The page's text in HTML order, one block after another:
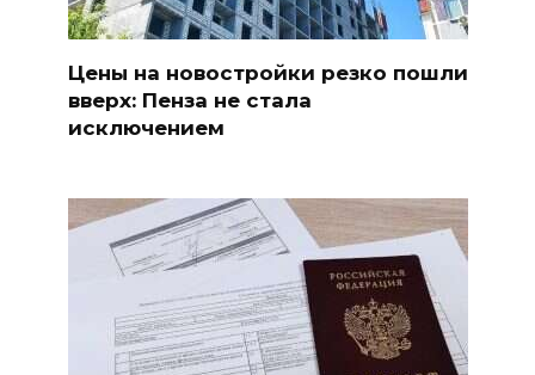
Цены на новостройки резко пошли
вверх: Пенза не стала
исключением